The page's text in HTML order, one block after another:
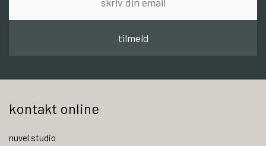
tilmeld
kontakt online
nuvel studio